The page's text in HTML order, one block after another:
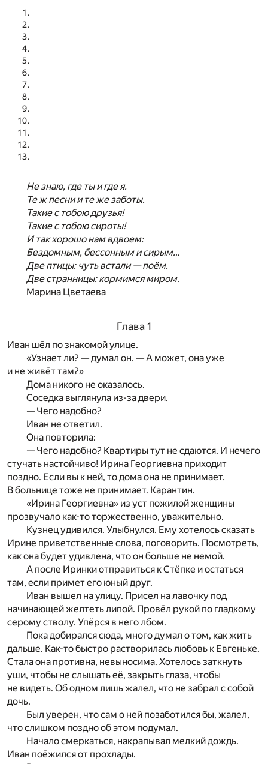
Не знаю, где ты и где я.
Те ж песни и те же заботы.
Такие с тобою друзья!
Такие с тобою сироты!
И так хорошо нам вдвоем:
Бездомным, бессонным и сирым…
Две птицы: чуть встали — поём.
Две странницы: кормимся миром.
Марина Цветаева
Глава 1
Иван шёл по знакомой улице.
«Узнает ли? — думал он. — А может, она уже
и не живёт там?»
Дома никого не оказалось.
Соседка выглянула из-за двери.
— Чего надобно?
Иван не ответил.
Она повторила:
— Чего надобно? Квартиры тут не сдаются. И нечего
стучать настойчиво! Ирина Георгиевна приходит
поздно. Если вы к ней, то дома она не принимает.
В больнице тоже не принимает. Карантин.
«Ирина Георгиевна» из уст пожилой женщины
прозвучало как-то торжественно, уважительно.
Кузнец удивился. Улыбнулся. Ему хотелось сказать
Ирине приветственные слова, поговорить. Посмотреть,
как она будет удивлена, что он больше не немой.
А после Иринки отправиться к Стёпке и остаться
там, если примет его юный друг.
Иван вышел на улицу. Присел на лавочку под
начинающей желтеть липой. Провёл рукой по гладкому
серому стволу. Упёрся в него лбом.
Пока добирался сюда, много думал о том, как жить
дальше. Как-то быстро растворилась любовь к Евгеньке.
Стала она противна, невыносима. Хотелось заткнуть
уши, чтобы не слышать её, закрыть глаза, чтобы
не видеть. Об одном лишь жалел, что не забрал с собой
дочь.
Был уверен, что сам о ней позаботился бы, жалел,
что слишком поздно об этом подумал.
Начало смеркаться, накрапывал мелкий дождь.
Иван поёжился от прохлады.